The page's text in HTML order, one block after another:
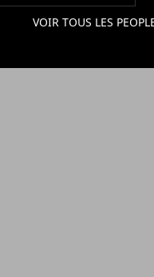
VOIR TOUS LES